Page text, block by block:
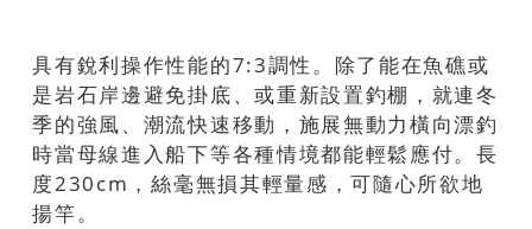
具有銳利操作性能的7:3調性。除了能在魚礁或
是岩石岸邊避免掛底、或重新設置釣棚，就連冬
季的強風、潮流快速移動，施展無動力橫向漂釣
時當母線進入船下等各種情境都能輕鬆應付。長
度230cm，絲毫無損其輕量感，可隨心所欲地
揚竿。